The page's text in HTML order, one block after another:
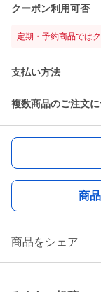
クーポン利用可否
定期・予約商品では
支払い方法
複数商品のご注文
商
商品をシェア